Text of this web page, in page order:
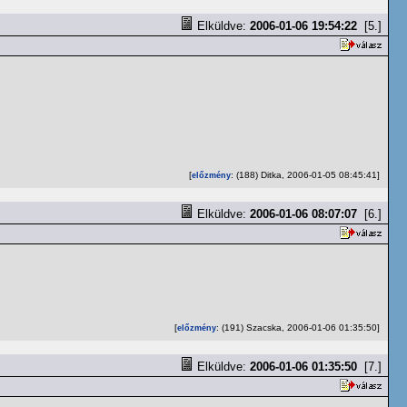
Elküldve: 2006-01-06 19:54:22 [5.]
[előzmény: (188) Ditka, 2006-01-05 08:45:41]
Elküldve: 2006-01-06 08:07:07 [6.]
[előzmény: (191) Szacska, 2006-01-06 01:35:50]
Elküldve: 2006-01-06 01:35:50 [7.]